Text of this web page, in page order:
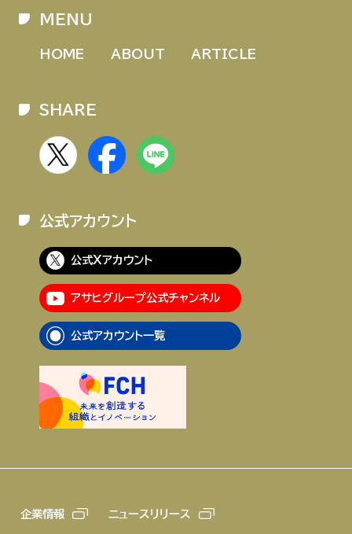
MENU
HOME ABOUT ARTICLE
SHARE
公式アカウント
公式Xアカウント
アサヒグループ公式チャンネル
公式アカウント一覧
企業情報 ニュースリリース